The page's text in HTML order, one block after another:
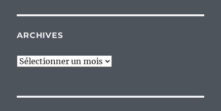
ARCHIVES
Archives